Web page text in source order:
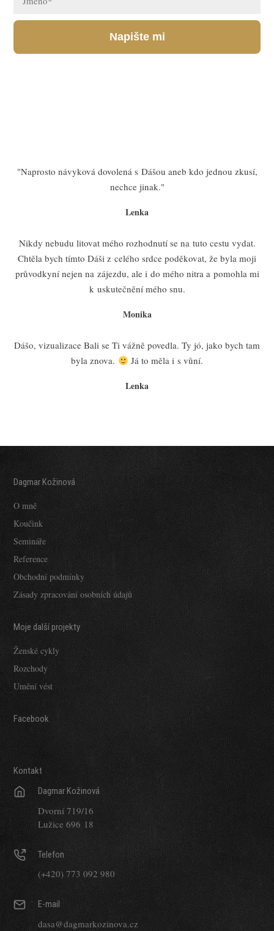
Napište mi
"Naprosto návyková dovolená s Dášou aneb kdo jednou zkusí,
nechce jinak."
Lenka
Nikdy nebudu litovat mého rozhodnutí se na tuto cestu vydat.
Chtěla bych tímto Dáši z celého srdce poděkovat, že byla moji
průvodkyní nejen na zájezdu, ale i do mého nitra a pomohla mi
k uskutečnění mého snu.
Monika
Dášo, vizualizace Bali se Ti vážně povedla. Ty jó, jako bych tam
byla znova.
Já to měla i s vůní.
Lenka
Dagmar Kožinová
O mně
Koučink
Semináře
Reference
Obchodní podmínky
Zásady zpracování osobních údajů
Moje další projekty
Ženské cykly
Rozchody
Umění vést
Facebook
Kontakt
Dagmar Kožinová
Dvorní 719/16
Lužice 696 18
Telefon
(+420) 773 092 980
E-mail
dasa@dagmarkozinova.cz